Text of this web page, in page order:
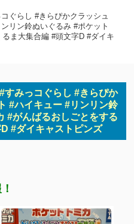
ぐらし #きらぴかクラッシュ
リン鈴ぬいぐるみ #ポケット
ま大集合編 #頭文字D #ダイキ
みっコぐらし #きらぴか
#ハイキュー #リンリン鈴
#がんばるおしごとをする
#ダイキャストピンズ